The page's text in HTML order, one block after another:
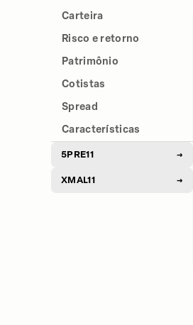
Carteira
Risco e retorno
Patrimônio
Cotistas
Spread
Características
5PRE11 →
XMAL11 →